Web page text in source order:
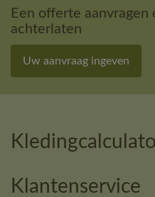
Een offerte aanvragen
achterlaten
Uw aanvraag ingeven
Klantenservice